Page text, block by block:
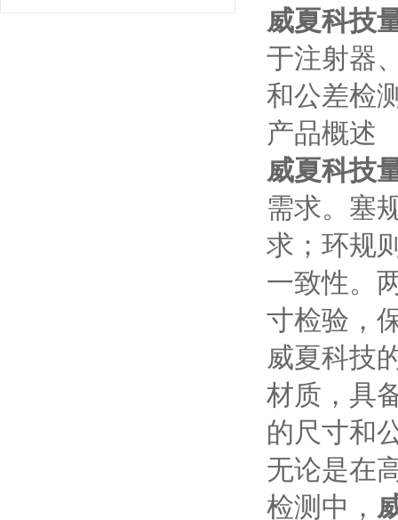
威夏科技
于注射器
和公差检
产品概述
威夏科技
需求。塞
求；环规
一致性。
寸检验，
威夏科技
材质，具
的尺寸和
无论是在
检测中，